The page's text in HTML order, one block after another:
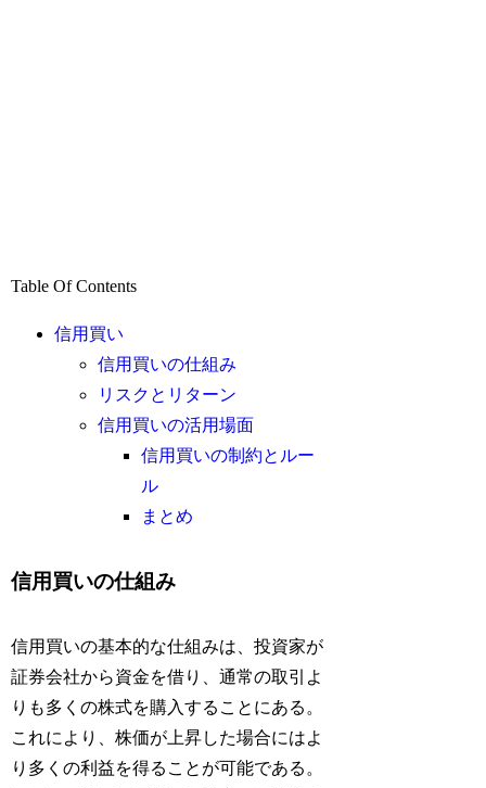
Table Of Contents
信用買い
信用買いの仕組み
リスクとリターン
信用買いの活用場面
信用買いの制約とルー
ル
まとめ
信用買いの仕組み
信用買いの基本的な仕組みは、投資家が
証券会社から資金を借り、通常の取引よ
りも多くの株式を購入することにある。
これにより、株価が上昇した場合にはよ
り多くの利益を得ることが可能である。